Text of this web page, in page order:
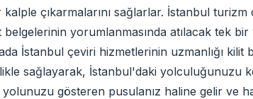
çıkarmalarını sağlarlar. İstanbul
yorumlanmasında atılacak tek
İstanbul çeviri hizmetlerinin uzmanlığı
sağlayarak, İstanbul'daki
gösteren pusulanız haline gelir ve